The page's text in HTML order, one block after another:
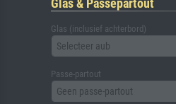
Glas & Passepartout
Glas (inclusief achterbord)
Selecteer aub
Passe-partout
Geen passe-partout